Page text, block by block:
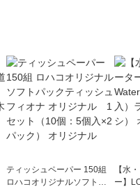
ティッシュペーパー 150組
ロハコオリジナルソフトパ
【水
ー】